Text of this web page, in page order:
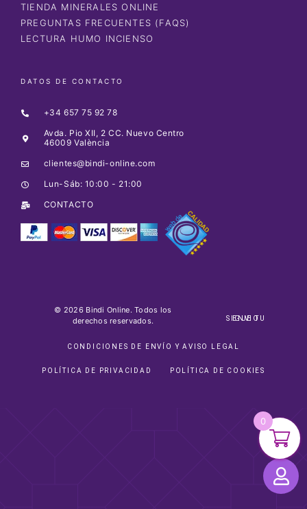
TIENDA MINERALES ONLINE
PREGUNTAS FRECUENTES (FAQS)
LECTURA HUMO INCIENSO
DATOS DE CONTACTO
+34 657 75 92 78
Avda. Pio XII, 2 CC. Nuevo Centro
46009 València
clientes@bindi-online.com
Lun-Sáb: 10:00 - 21:00
CONTACTO
© 2026 Bindi Online. Todos los
derechos reservados.
SIGUE TU ENVIO
CONDICIONES DE ENVÍO Y AVISO LEGAL
POLÍTICA DE PRIVACIDAD POLÍTICA DE COOKIES
0